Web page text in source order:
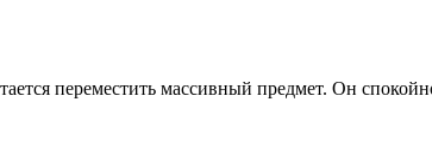
переместить массивный предмет. Он